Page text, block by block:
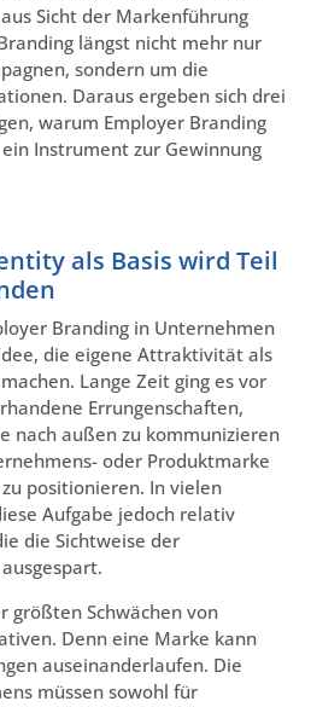
Sicht der Markenführung
längst nicht mehr nur
sondern um die
Daraus ergeben sich drei
warum Employer Branding
Instrument zur Gewinnung
als Basis wird Teil
Branding in Unternehmen
die eigene Attraktivität als
Lange Zeit ging es vor
Errungenschaften,
nach außen zu kommunizieren
oder Produktmarke
positionieren. In vielen
Aufgabe jedoch relativ
die Sichtweise der
größten Schwächen von
Denn eine Marke kann
auseinanderlaufen. Die
müssen sowohl für